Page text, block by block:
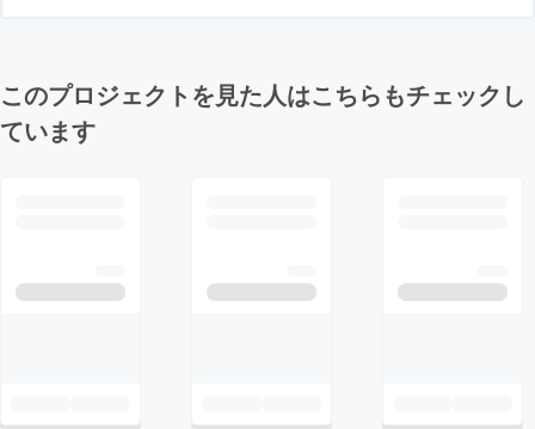
このプロジェクトを見た人はこちらもチェックし
ています